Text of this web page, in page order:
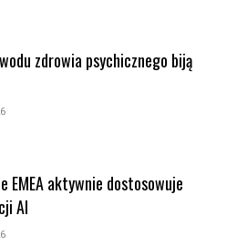
zdrowia psychicznego biją
aktywnie dostosowuje
AI